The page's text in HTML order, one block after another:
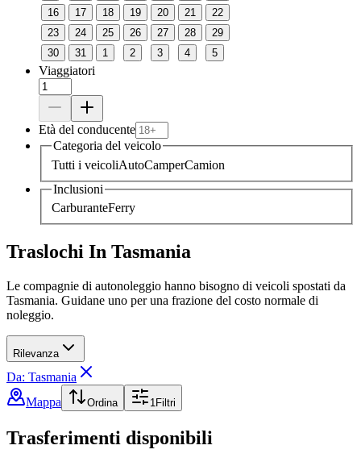
16
17 18 19 20 21
22
23
24 25 26 27 28
29
30
31 1 2 3 4 5
Viaggiatori
Età del conducente
Categoria del veicolo
Tutti i veicoliAutoCamperCamion
Inclusioni
CarburanteFerry
Traslochi In Tasmania
Le compagnie di autonoleggio hanno bisogno di veicoli spostati da
Tasmania. Guidane uno per una frazione del costo normale di
noleggio.
Rilevanza
Da: Tasmania
Mappa
Ordina 1Filtri
Trasferimenti disponibili